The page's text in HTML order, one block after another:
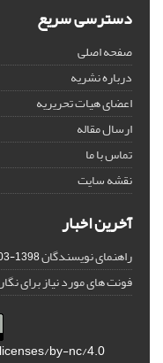
دسترسی سریع
صفحه اصلی
درباره نشریه
اعضای هیات تحریریه
ارسال مقاله
تماس با ما
نقشه سایت
آخرین اخبار
راهنمای نویسندگان1398-03-23
فونت های مورد نیاز برای
by-nc/4.0/